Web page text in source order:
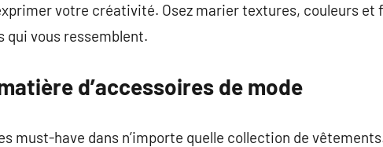
votre créativité. Osez marier textures, couleurs et
vous ressemblent.
d’accessoires de mode
must-have dans n’importe quelle collection de